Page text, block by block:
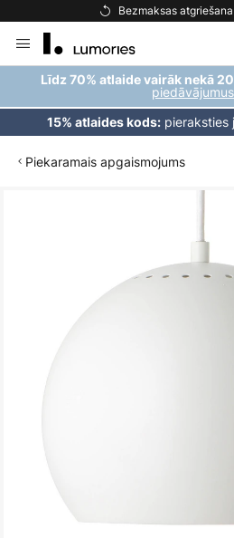
Bezmaksas
to
Content
Līdz 70% atlaide vairāk nekā
piedāvājumus
15% atlaides kods:pieraksties
Piekaramais apgaismojums